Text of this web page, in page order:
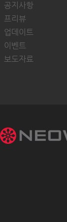
공지사항
프리뷰
업데이트
이벤트
보도자료